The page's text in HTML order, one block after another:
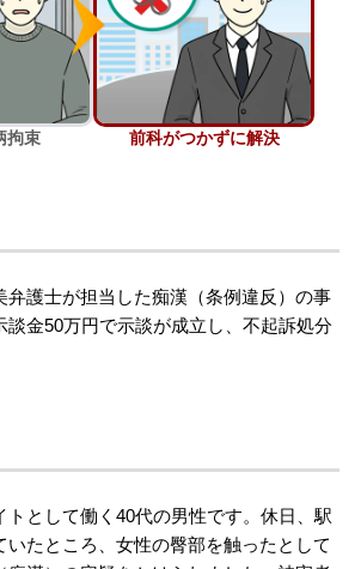
を弁護士に依頼
談で解決したい
のお手紙
拘束 前科がつかずに解決
弁護士が担当した痴漢（条例違反）の事
談金50万円で示談が成立し、不起訴処分
トとして働く40代の男性です。休日、駅
いたところ、女性の臀部を触ったとして